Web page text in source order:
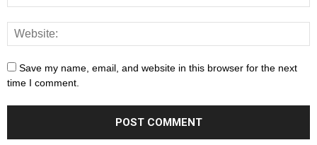
Save my name, email, and website in this browser for the next
time I comment.